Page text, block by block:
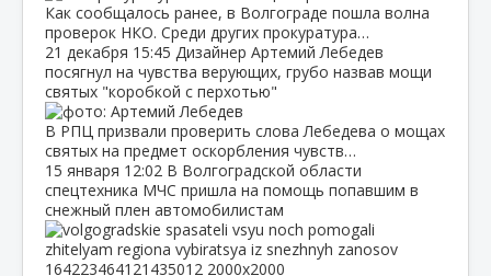
Как сообщалось ранее, в Волгограде пошла волна
проверок НКО. Среди других прокуратура…
21 декабря 15:45 Дизайнер Артемий Лебедев
посягнул на чувства верующих, грубо назвав мощи
святых "коробкой с перхотью"
В РПЦ призвали проверить слова Лебедева о мощах
святых на предмет оскорбления чувств…
15 января 12:02 В Волгоградской области
спецтехника МЧС пришла на помощь попавшим в
снежный плен автомобилистам